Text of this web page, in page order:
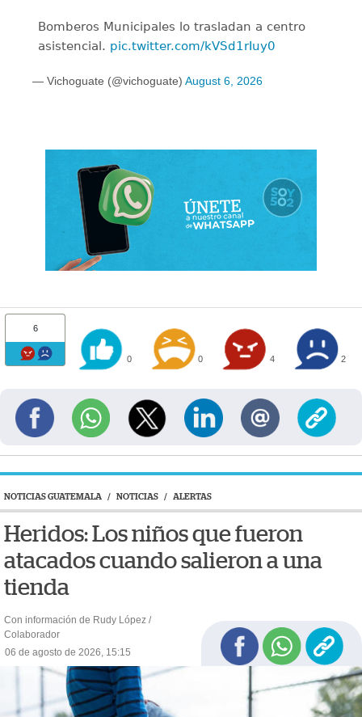
Bomberos Municipales lo trasladan a centro
asistencial. pic.twitter.com/kVSd1rIuy0
— Vichoguate (@vichoguate) August 6, 2026
6
0 0 4 2
NOTICIAS GUATEMALA / NOTICIAS / ALERTAS
Heridos: Los niños que fueron
atacados cuando salieron a una
tienda
Con información de Rudy López /
Colaborador
06 de agosto de 2026, 15:15